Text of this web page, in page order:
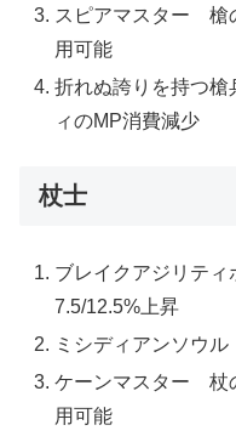
スピアマスター 槍
用可能
折れぬ誇りを持つ
ィのMP消費減少
杖士
ブレイクアジリテ
7.5/12.5%上昇
ミシディアンソウ
ケーンマスター 杖
用可能